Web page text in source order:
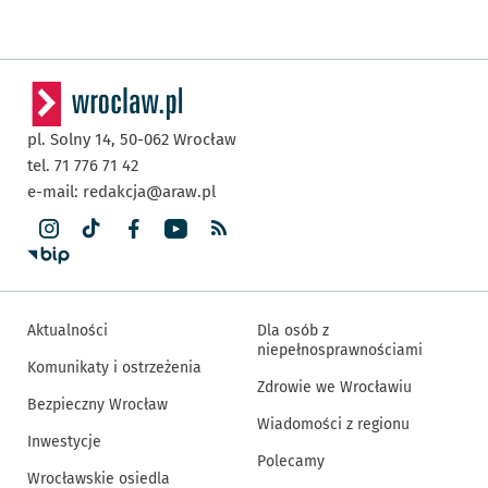
pl. Solny 14, 50-062 Wrocław
tel. 71 776 71 42
e-mail: redakcja@araw.pl
Aktualności
Komunikaty i ostrzeżenia
Bezpieczny Wrocław
Inwestycje
Wrocławskie osiedla
Dla osób z
niepełnosprawnościami
Zdrowie we Wrocławiu
Wiadomości z regionu
Polecamy